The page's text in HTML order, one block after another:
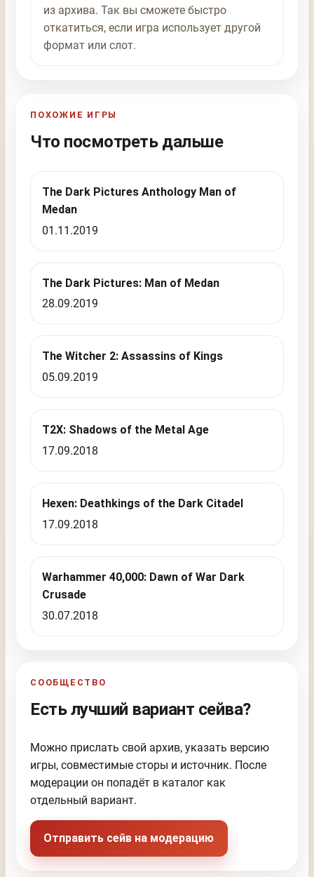
из архива. Так вы сможете быстро
откатиться, если игра использует другой
формат или слот.
ПОХОЖИЕ ИГРЫ
Что посмотреть дальше
The Dark Pictures Anthology Man of
Medan
01.11.2019
The Dark Pictures: Man of Medan
28.09.2019
The Witcher 2: Assassins of Kings
05.09.2019
T2X: Shadows of the Metal Age
17.09.2018
Hexen: Deathkings of the Dark Citadel
17.09.2018
Warhammer 40,000: Dawn of War Dark
Crusade
30.07.2018
СООБЩЕСТВО
Есть лучший вариант сейва?
Можно прислать свой архив, указать версию
игры, совместимые сторы и источник. После
модерации он попадёт в каталог как
отдельный вариант.
Отправить сейв на модерацию